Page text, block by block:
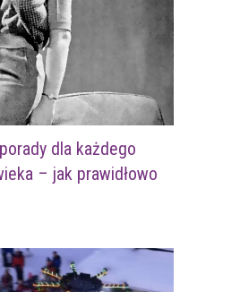
dla każdego
– jak prawidłowo